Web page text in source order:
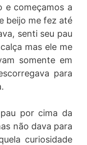
e começamos a
beijo me fez até
senti seu pau
mas ele me
somente em
para
por cima da
não dava para
curiosidade